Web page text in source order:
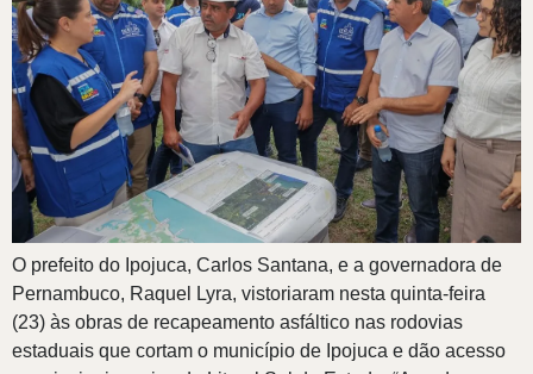
O prefeito do Ipojuca, Carlos Santana, e a governadora de
Pernambuco, Raquel Lyra, vistoriaram nesta quinta-feira
(23) às obras de recapeamento asfáltico nas rodovias
estaduais que cortam o município de Ipojuca e dão acesso